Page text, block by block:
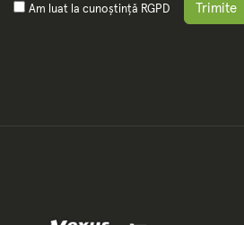
Am luat la cunoștință RGPD Trimite